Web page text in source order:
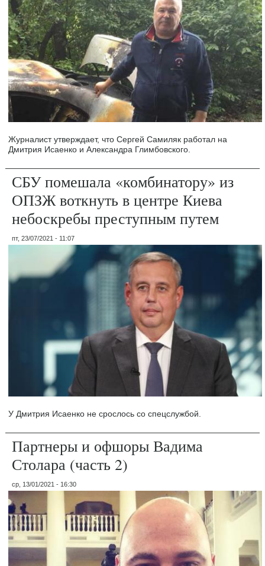
Журналист утверждает, что Сергей Самиляк работал на
Дмитрия Исаенко и Александра Глимбовского.
СБУ помешала «комбинатору» из
ОПЗЖ воткнуть в центре Киева
небоскребы преступным путем
пт, 23/07/2021 - 11:07
У Дмитрия Исаенко не срослось со спецслужбой.
Партнеры и офшоры Вадима
Столара (часть 2)
ср, 13/01/2021 - 16:30